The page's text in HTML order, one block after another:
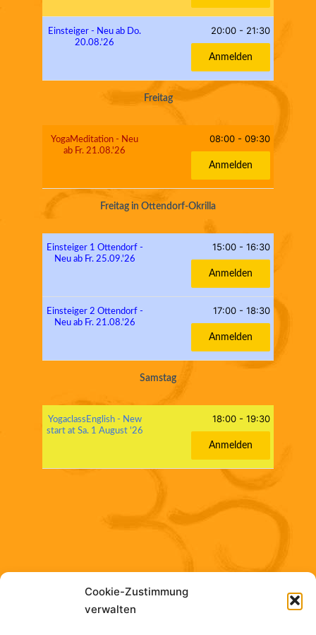
Cookie-Zustimmung
verwalten
Einsteiger - Neu ab Do.
20.08.'26
20:00 - 21:30
Anmelden
Freitag
YogaMeditation - Neu
ab Fr. 21.08.'26
08:00 - 09:30
Anmelden
Freitag in Ottendorf-Okrilla
Einsteiger 1 Ottendorf -
Neu ab Fr. 25.09.'26
15:00 - 16:30
Anmelden
Einsteiger 2 Ottendorf -
Neu ab Fr. 21.08.'26
17:00 - 18:30
Anmelden
Samstag
YogaclassEnglish - New
start at Sa. 1 August '26
18:00 - 19:30
Anmelden